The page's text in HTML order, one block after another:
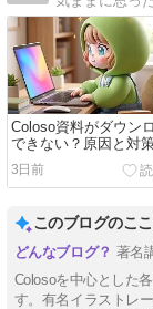
Coloso資料がダウン
できない？原因と対
3日前
このブログのこ
著名
Colosoを中心とした
す。有名イラストレ